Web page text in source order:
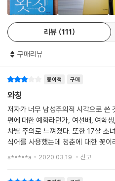
리뷰 111
구매리뷰
종이책 구매
와칭
저자가 너무 남성주의적 시각으로 쓴
편에 대한 예화라던가, 여선배, 여학
차별 주의로 느껴졌다. 또한 17살 소
식어를 사용했는데 청춘에 대한 꽃
상징화가 되어버린 여성에게 저런 수
s*****a 2020.03.19. 신고